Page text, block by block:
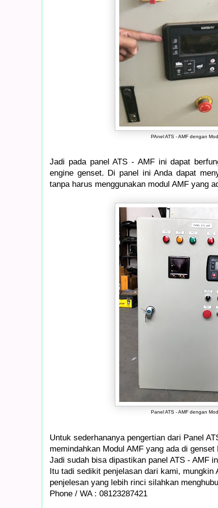
PAnel ATS - AMF dengan
Jadi pada panel ATS - AMF ini dapat
engine genset. Di panel ini Anda dapat
tanpa harus menggunakan modul AMF yang
Panel ATS - AMF dengan
Untuk sederhananya pengertian dari Panel
memindahkan Modul AMF yang ada di
Jadi sudah bisa dipastikan panel ATS - AMF
Itu tadi sedikit penjelasan dari kami, mungkin
penjelesan yang lebih rinci silahkan
Phone / WA : 08123287421